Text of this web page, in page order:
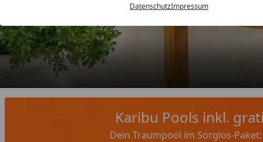
DatenschutzImpressum
Karibu Pools inkl.
Dein Traumpool im Sorglos-